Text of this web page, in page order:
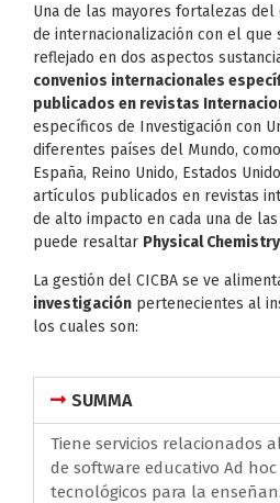
Una de las mayores fortalezas
de internacionalización con el que
reflejado en dos aspectos
convenios internacionales
publicados en revistas
específicos de Investigación con
diferentes países del Mundo,
España, Reino Unido, Estados
artículos publicados en revistas
de alto impacto en cada una de
puede resaltar Physical
La gestión del CICBA se ve
investigación pertenecientes al
los cuales son:
SUMMA
Tiene servicios relacionados
de software educativo Ad
tecnológicos para la